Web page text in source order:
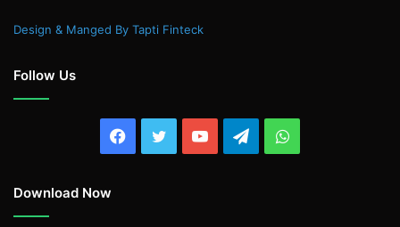
Design & Manged By Tapti Finteck
Follow Us
Facebook
TwitterYouTubeTelegramWhatsApp
Download Now